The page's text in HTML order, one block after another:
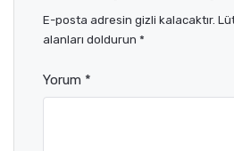
E-posta adresin gizli kalacaktır.
alanları doldurun *
Yorum *